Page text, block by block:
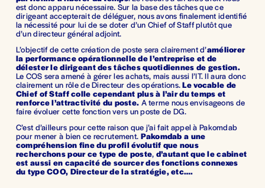
est donc apparu nécessaire. Sur la base des tâches que ce
dirigeant accepterait de déléguer, nous avons finalement identifié
la nécessité pour lui de se doter d’un Chief of Staff plutôt que
d’un directeur général adjoint.
L’objectif de cette création de poste sera clairement d’améliorer
la performance opérationnelle de l’entreprise et de
délester le dirigeant des tâches quotidiennes de gestion.
Le COS sera amené à gérer les achats, mais aussi l’IT. Il aura donc
clairement un rôle de Directeur des opérations. Le vocable de
Chief of Staff colle cependant plus à l’air du temps et
renforce l’attractivité du poste. A terme nous envisageons de
faire évoluer cette fonction vers un poste de DG.
C’est d’ailleurs pour cette raison que j’ai fait appel à Pakomdab
pour mener à bien ce recrutement. Pakomdab a une
compréhension fine du profil évolutif que nous
recherchons pour ce type de poste, d’autant que le cabinet
est aussi en capacité de sourcer des fonctions connexes
du type COO, Directeur de la stratégie, etc….